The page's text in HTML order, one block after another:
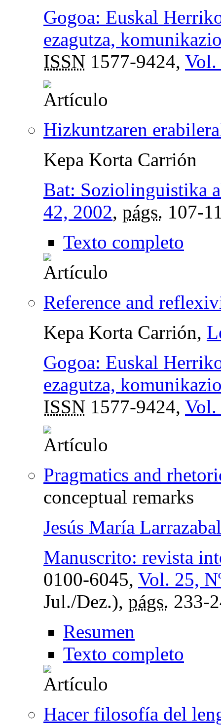
Gogoa: Euskal
ezagutza,
ISSN 1577-9424, Vol.
Hizkuntzaren
Kepa Korta Carrión
Bat: Soziolinguistika
42, 2002, págs. 107-
Texto completo
Reference and
Kepa Korta Carrión,
Gogoa: Euskal
ezagutza,
ISSN 1577-9424, Vol.
Pragmatics and
conceptual remarks
Jesús María
Manuscrito: revista
0100-6045, Vol. 25,
Jul./Dez.), págs. 233-
Resumen
Texto completo
Hacer filosofía del